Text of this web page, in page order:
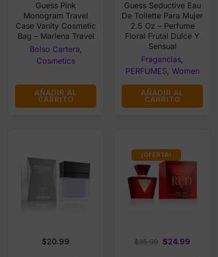
was:
$35.00.$24.99.
Guess Pink
Monogram Travel
Case Vanity Cosmetic
Bag – Marlena Travel
Bolso Cartera,
Cosmetics
AÑADIR AL
CARRITO
was:
$27.99.
is:
$22.99.
Guess Seductive Eau
De Toilette Para Mujer
2.5 Oz – Perfume
Floral Frutal Dulce Y
Sensual
Fragancias,
PERFUMES, Women
AÑADIR AL
CARRITO
$20.99
¡OFERTA!
$35.99 Original
$24.99